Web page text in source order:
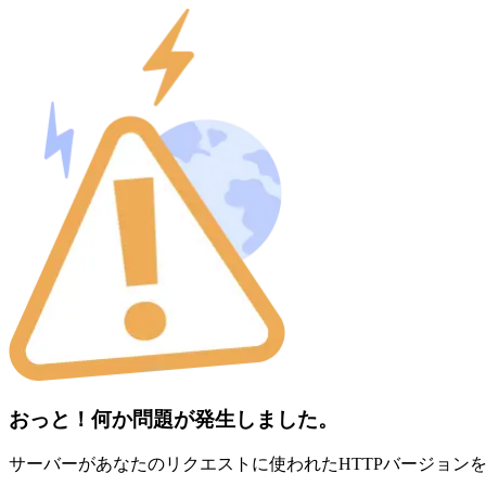
おっと！何か問題が発生しました。
サーバーがあなたのリクエストに使われたHTTPバージョン